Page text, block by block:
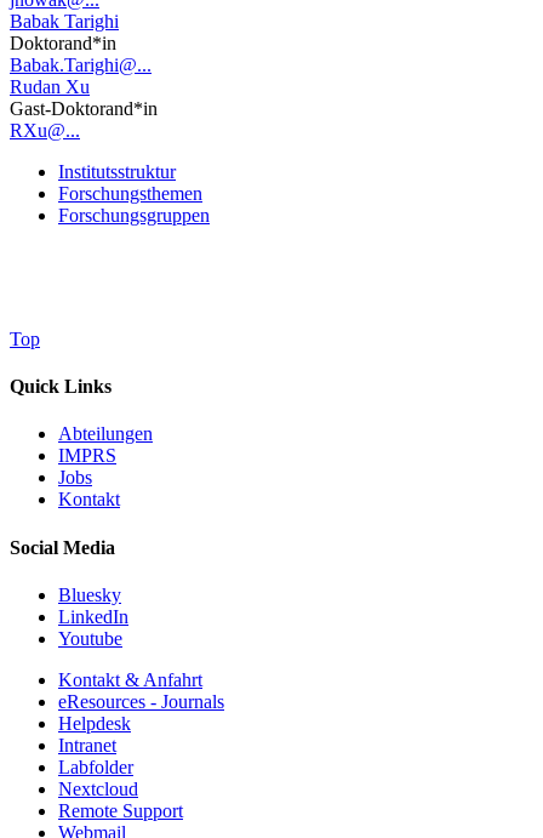
Babak Tarighi
Doktorand*in
Babak.Tarighi@...
Rudan Xu
Gast-Doktorand*in
RXu@...
Institutsstruktur
Forschungsthemen
Forschungsgruppen
Top
Quick Links
Abteilungen
IMPRS
Jobs
Kontakt
Social Media
Bluesky
LinkedIn
Youtube
Kontakt & Anfahrt
eResources - Journals
Helpdesk
Intranet
Labfolder
Nextcloud
Remote Support
Webmail